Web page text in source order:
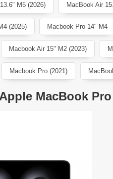
M5 (2026) MacBook Air
(2025) Macbook Pro 14" M4
Macbook Air 15" M2 (2023)
Macbook Pro (2021)
MacBook Pro